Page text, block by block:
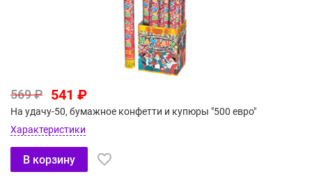
569 ₽ 541 ₽
На удачу-50, бумажное конфетти и купюры "500 евро"
Характеристики
В корзину